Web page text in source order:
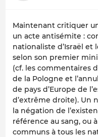
Maintenant critiquer
un acte antisémite :
nationaliste d’Israël et
selon son premier
(cf. les commentaires
de la Pologne et
de pays d’Europe de
d’extrême droite). Un
la négation de
référence au sang, ou
communs à tous les